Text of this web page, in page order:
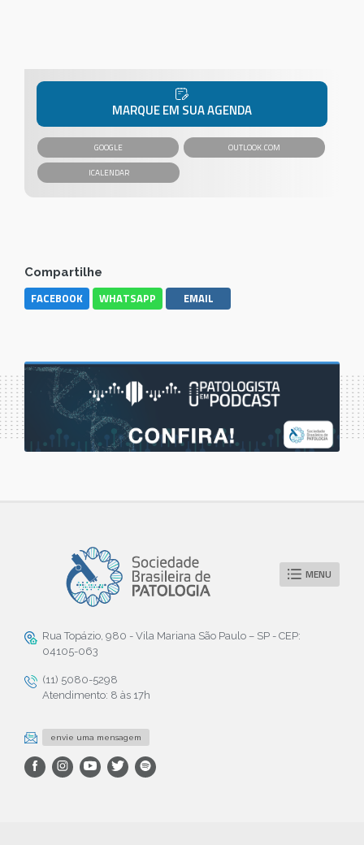
MARQUE EM SUA AGENDA
GOOGLE OUTLOOK.COM
Compartilhe
FACEBOOK WHATSAPP EMAIL
MENU
Rua Topázio, 980 - Vila Mariana São Paulo – SP - CEP:
04105-063
(11) 5080-5298
Atendimento: 8 às 17h
envie uma mensagem